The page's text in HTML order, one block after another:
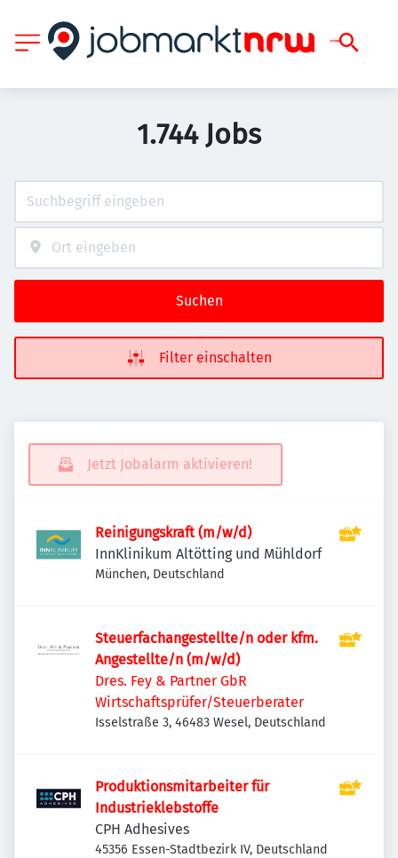
1.744 Jobs
Suchen
Filter einschalten
Jetzt Jobalarm aktivieren!
Reinigungskraft (m/w/d)
InnKlinikum Altötting und Mühldorf
München, Deutschland
Steuerfachangestellte/n oder kfm.
Angestellte/n (m/w/d)
Dres. Fey & Partner GbR
Wirtschaftsprüfer/Steuerberater
Isselstraße 3, 46483 Wesel, Deutschland
Produktionsmitarbeiter für
Industrieklebstoffe
CPH Adhesives
45356 Essen-Stadtbezirk IV, Deutschland